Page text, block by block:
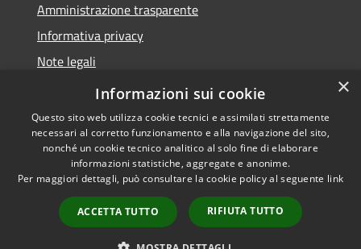
Amministrazione trasparente
Informativa privacy
Note legali
Dichiarazione di accessibilità
Accessibilità
Copyright © 2026 • Comune di
Geraci Siculo • Powered by
Municipium•
Accesso
redazione
×
Informazioni sui cookie
Questo sito web utilizza cookie tecnici e assimilati strettamente
necessari al corretto funzionamento e alla navigazione del sito,
nonché un cookie tecnico analitico al solo fine di elaborare
informazioni statistiche, aggregate e anonime.
Per maggiori dettagli, può consultare la cookie policy al seguente link
ACCETTA TUTTO RIFIUTA TUTTO